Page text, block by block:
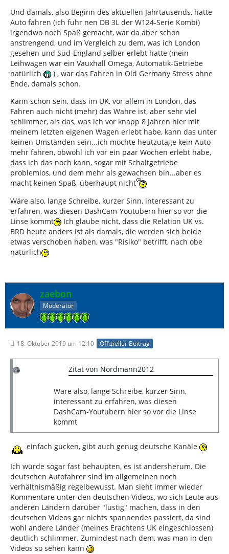
Und damals, also Beginn des aktuellen Jahrtausends, hatte
Auto fahren (ich fuhr nen DB 3L der W124-Serie Kombi)
irgendwo noch Spaß gemacht, war da aber schon
anstrengend, und im Vergleich zu dem, was ich London
gesehen und Süd-England selber erlebt hatte (mein
Leihwagen war ein Vauxhall Omega, Automatik-Getriebe
natürlich
) , war das Fahren in Old Germany Stress ohne
Ende, damals schon.
Kann schon sein, dass im UK, vor allem in London, das
Fahren auch nicht (mehr) das Wahre ist, aber sehr viel
schlimmer, als das, was ich vor knapp 8 Jahren hier mit
meinem letzten eigenen Wagen erlebt habe, kann das unter
keinen Umständen sein...ich möchte heutzutage kein Auto
mehr fahren, obwohl ich vor ein paar Wochen erlebt habe,
dass ich das noch kann, sogar mit Schaltgetriebe
problemlos, und dem mehr als gewachsen bin...aber es
macht keinen Spaß, überhaupt nicht
Wäre also, lange Schreibe, kurzer Sinn, interessant zu
erfahren, was diesen DashCam-Youtubern hier so vor die
Linse kommt
Ich glaube nicht, dass die Relation UK vs.
BRD heute anders ist als damals, die werden sich beide
etwas verschoben haben, was "Risiko" betrifft, nach obe
natürlich
zaebon
Moderator
18. Oktober 2019 um 12:10 Offizieller Beitrag
Zitat von Nordmann2012
Wäre also, lange Schreibe, kurzer Sinn,
interessant zu erfahren, was diesen
DashCam-Youtubern hier so vor die Linse
kommt
einfach gucken, gibt auch genug deutsche Kanäle
Ich würde sogar fast behaupten, es ist andersherum. Die
deutschen Autofahrer sind im allgemeinen noch
verhältnismäßig regelbewusst. Man sieht immer wieder
Kommentare unter den deutschen Videos, wo sich Leute aus
anderen Ländern darüber "lustig" machen, dass in den
deutschen Videos gar nichts spannendes passiert, da sind
wohl andere Länder (meines Erachtens UK eingeschlossen)
deutlich schlimmer. Zumindest nach dem, was man in den
Videos so sehen kann